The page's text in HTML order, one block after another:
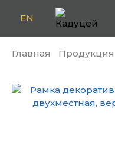
EN
Главная Продукция